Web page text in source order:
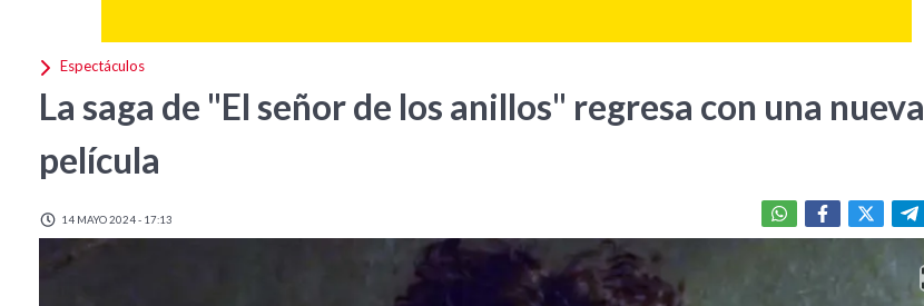
Espectáculos
La saga de "El señor de los anillos" regresa con una nueva
película
14 MAYO 2024 - 17:13